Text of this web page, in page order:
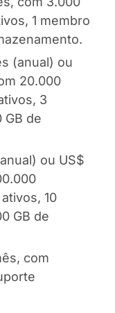
1 membro
(anual) ou
20.000
3
GB de
ou US$
10
GB de
com